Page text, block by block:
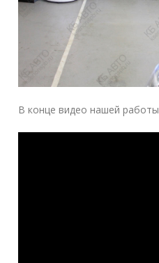
В конце видео нашей работы